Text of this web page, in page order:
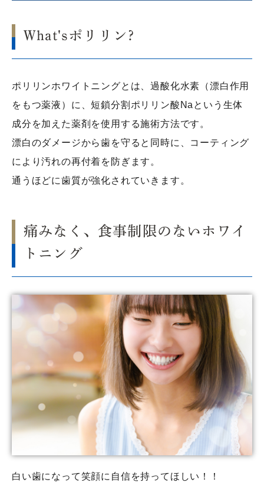
What'sポリリン?
ポリリンホワイトニングとは、過酸化水素（漂白作用
をもつ薬液）に、短鎖分割ポリリン酸Naという生体
成分を加えた薬剤を使用する施術方法です。
漂白のダメージから歯を守ると同時に、コーティング
により汚れの再付着を防ぎます。
通うほどに歯質が強化されていきます。
痛みなく、食事制限のないホワイ
トニング
白い歯になって笑顔に自信を持ってほしい！！